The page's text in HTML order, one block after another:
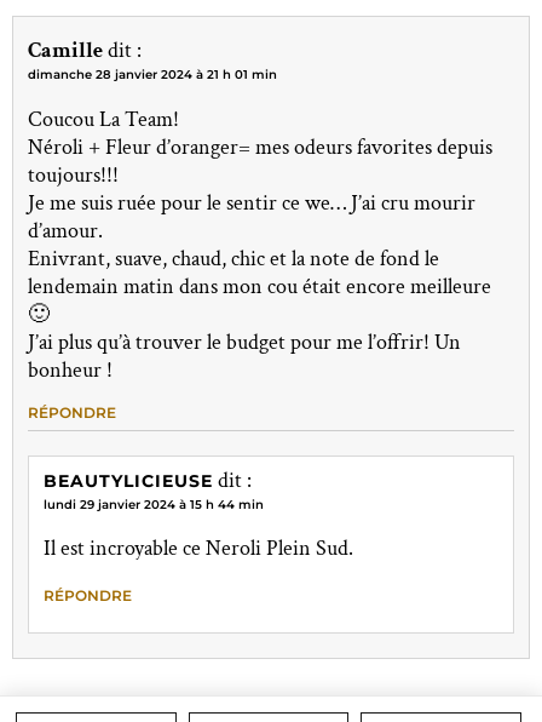
Camilledit :
dimanche 28 janvier 2024 à 21 h 01 min
Coucou La Team!
Néroli + Fleur d’oranger= mes odeurs favorites depuis
toujours!!!
Je me suis ruée pour le sentir ce we… J’ai cru mourir
d’amour.
Enivrant, suave, chaud, chic et la note de fond le
lendemain matin dans mon cou était encore meilleure
🙂
J’ai plus qu’à trouver le budget pour me l’offrir! Un
bonheur !
RÉPONDRE
BEAUTYLICIEUSE dit :
lundi 29 janvier 2024 à 15 h 44 min
Il est incroyable ce Neroli Plein Sud.
RÉPONDRE